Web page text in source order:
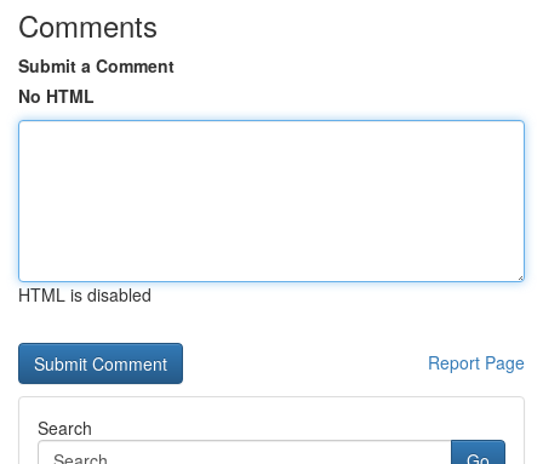
Comments
Submit a Comment
No HTML
HTML is disabled
Report Page
Search